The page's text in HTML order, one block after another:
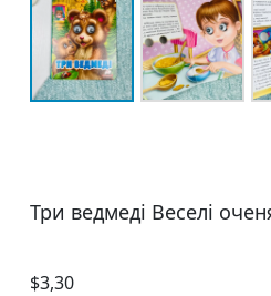
Три ведмеді Веселі
$3,30